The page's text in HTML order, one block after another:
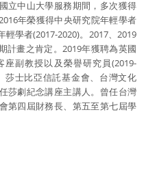
立中山大學服務期間，多次獲得
年榮獲得中央研究院年輕學者
學者(2017-2020)。2017、2019
計畫之肯定。2019年獲聘為英國
副教授以及榮譽研究員(2019-
莎士比亞信託基金會、台灣文化
莎劇紀念講座主講人。曾任台灣
第四屆財務長、第五至第七屆學